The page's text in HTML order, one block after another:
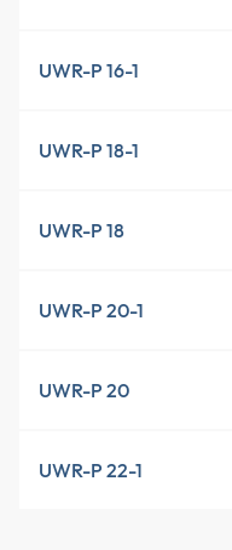
UWR-P 16-1
UWR-P 18-1
UWR-P 18
UWR-P 20-1
UWR-P 20
UWR-P 22-1